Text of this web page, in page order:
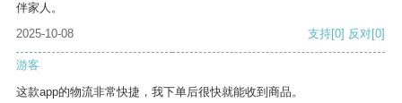
伴家人。
2025-10-08
支持[0] 反对[0]
游客
这款app的物流非常快捷，我下单后很快就能收到商品。